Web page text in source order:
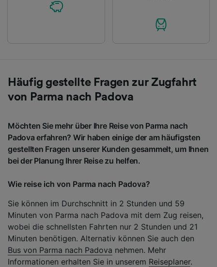
Häufig gestellte Fragen zur Zugfahrt
von Parma nach Padova
Möchten Sie mehr über Ihre Reise von Parma nach
Padova erfahren? Wir haben einige der am häufigsten
gestellten Fragen unserer Kunden gesammelt, um Ihnen
bei der Planung Ihrer Reise zu helfen.
Wie reise ich von Parma nach Padova?
Sie können im Durchschnitt in 2 Stunden und 59
Minuten von Parma nach Padova mit dem Zug reisen,
wobei die schnellsten Fahrten nur 2 Stunden und 21
Minuten benötigen. Alternativ können Sie auch den
Bus von Parma nach Padova nehmen. Mehr
Informationen erhalten Sie in unserem Reiseplaner.